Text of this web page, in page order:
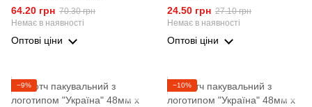
64.20 грн 70.30 грн
Немає в наявності
Оптові ціни
24.50 грн 27.10 грн
Немає в наявності
Оптові ціни
−9% −10%